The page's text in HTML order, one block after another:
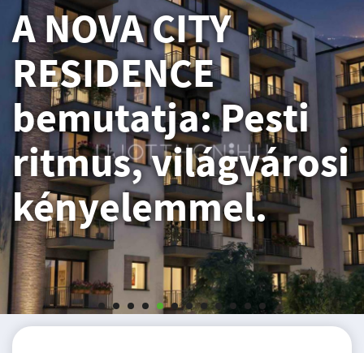
A NOVA CITY
RESIDENCE
bemutatja: Pesti
ritmus, világvárosi
kényelemmel.